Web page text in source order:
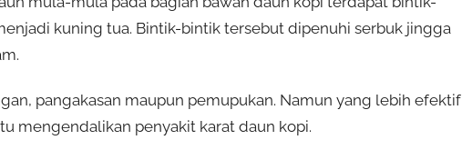
kuning tua. Bintik-bintik tersebut dipenuhi serbuk jingga
pangakasan maupun pemupukan. Namun yang lebih efektif
mengendalikan penyakit karat daun kopi.